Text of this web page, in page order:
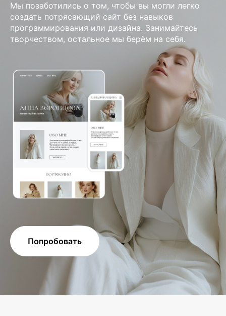
Мы позаботились о том, чтобы вы могли легко
создать потрясающий сайт без навыков
программирования или дизайна. Занимайтесь
творчеством, остальное мы берём на себя.
Попробовать